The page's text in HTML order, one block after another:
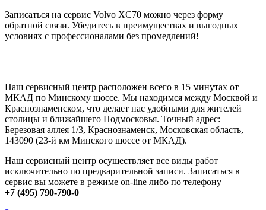
Записаться на сервис Volvo XC70 можно через форму
обратной связи. Убедитесь в преимуществах и выгодных
условиях с профессионалами без промедлений!
Наш сервисный центр расположен всего в 15 минутах от
МКАД по Минскому шоссе. Мы находимся между Москвой и
Краснознаменском, что делает нас удобными для жителей
столицы и ближайшего Подмосковья. Точный адрес:
Березовая аллея 1/3, Краснознаменск, Московская область,
143090 (23-й км Минского шоссе от МКАД).
Наш сервисный центр осуществляет все виды работ
исключительно по предварительной записи. Записаться в
сервис вы можете в режиме on-line либо по телефону
+7 (495) 790-790-0